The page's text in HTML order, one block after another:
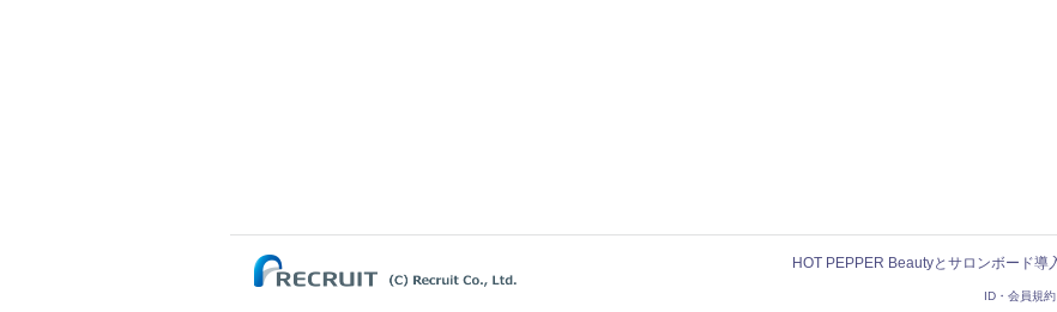
HOT PEPPER Beautyとサロンボード導
ID・会員規約